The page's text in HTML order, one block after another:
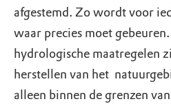
afgestemd. Zo wordt voor
waar precies moet
hydrologische maatregelen
herstellen van het
alleen binnen de grenzen